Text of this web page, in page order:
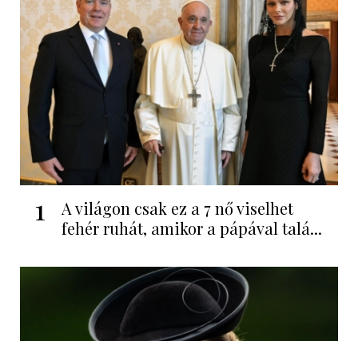
1
A világon csak ez a 7 nő viselhet
fehér ruhát, amikor a pápával talá...